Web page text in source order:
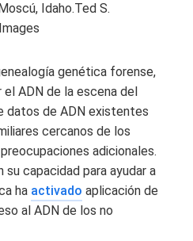
Idaho.Ted S.
genética forense,
ADN de la escena del
datos de ADN existentes
cercanos de los
adicionales.
capacidad para ayudar a
ha activado aplicación de
al ADN de los no